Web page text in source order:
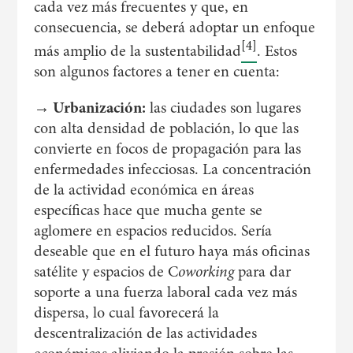
cada vez más frecuentes y que, en
consecuencia, se deberá adoptar un enfoque
más amplio de la sustentabilidad[4]. Estos
son algunos factores a tener en cuenta:
→ Urbanización: las ciudades son lugares
con alta densidad de población, lo que las
convierte en focos de propagación para las
enfermedades infecciosas. La concentración
de la actividad económica en áreas
específicas hace que mucha gente se
aglomere en espacios reducidos. Sería
deseable que en el futuro haya más oficinas
satélite y espacios de Coworkingpara dar
soporte a una fuerza laboral cada vez más
dispersa, lo cual favorecerá la
descentralización de las actividades